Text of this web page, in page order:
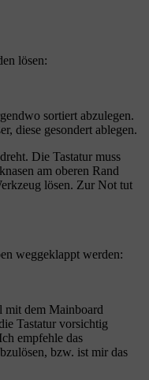
lösen:
sortiert abzulegen.
diese gesondert ablegen.
Die Tastatur muss
am oberen Rand
lösen. Zur Not tut
weggeklappt werden:
mit dem Mainboard
Tastatur vorsichtig
empfehle das
bzw. ist mir das